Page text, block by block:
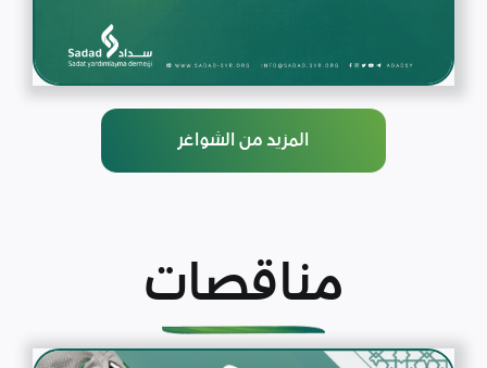
المزيد من الشواغر
مناقصات